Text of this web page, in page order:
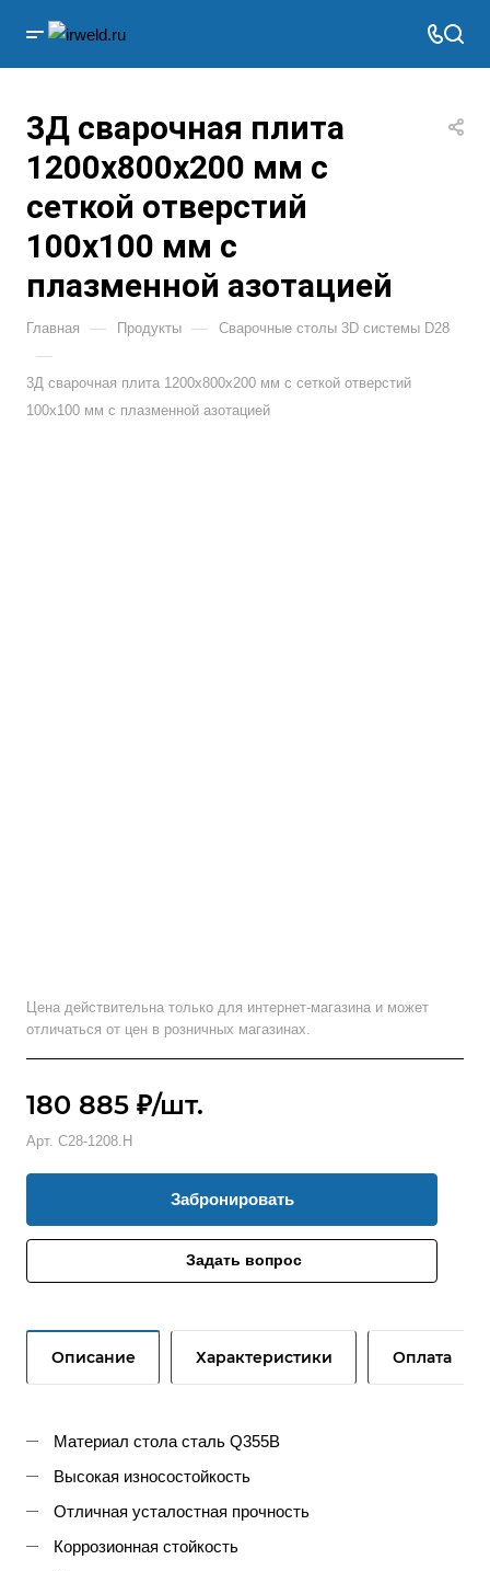
3Д сварочная плита
1200х800х200 мм с
сеткой отверстий
100х100 мм с
плазменной азотацией
Главная — Продукты — Сварочные столы 3D системы D28
—
3Д сварочная плита 1200х800х200 мм с сеткой отверстий
100х100 мм с плазменной азотацией
Цена действительна только для интернет-магазина и может
отличаться от цен в розничных магазинах.
180 885 ₽/шт.
Арт. С28-1208.Н
Забронировать
Задать вопрос
Описание Характеристики Оплата
Материал стола сталь Q355B
Высокая износостойкость
Отличная усталостная прочность
Коррозионная стойкость